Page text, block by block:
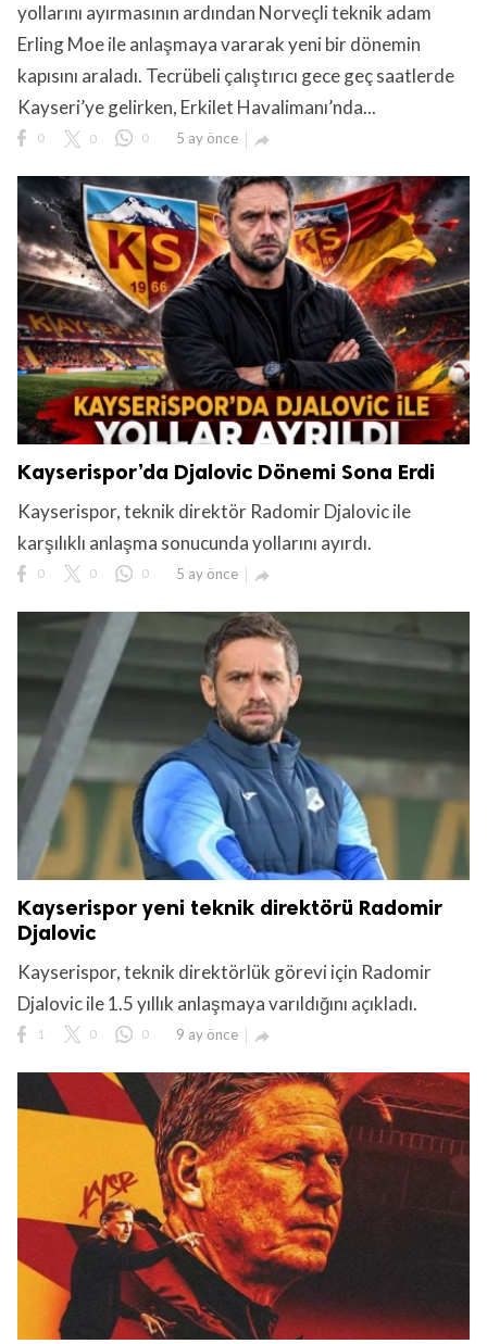
yollarını ayırmasının ardından Norveçli teknik adam
Erling Moe ile anlaşmaya vararak yeni bir dönemin
kapısını araladı. Tecrübeli çalıştırıcı gece geç saatlerde
Kayseri’ye gelirken, Erkilet Havalimanı’nda...
0 0 0 5 ay önce 
Kayserispor’da Djalovic Dönemi Sona Erdi
Kayserispor, teknik direktör Radomir Djalovic ile
karşılıklı anlaşma sonucunda yollarını ayırdı.
0 0 0 5 ay önce 
Kayserispor yeni teknik direktörü Radomir
Djalovic
Kayserispor, teknik direktörlük görevi için Radomir
Djalovic ile 1.5 yıllık anlaşmaya varıldığını açıkladı.
1 0 0 9 ay önce 